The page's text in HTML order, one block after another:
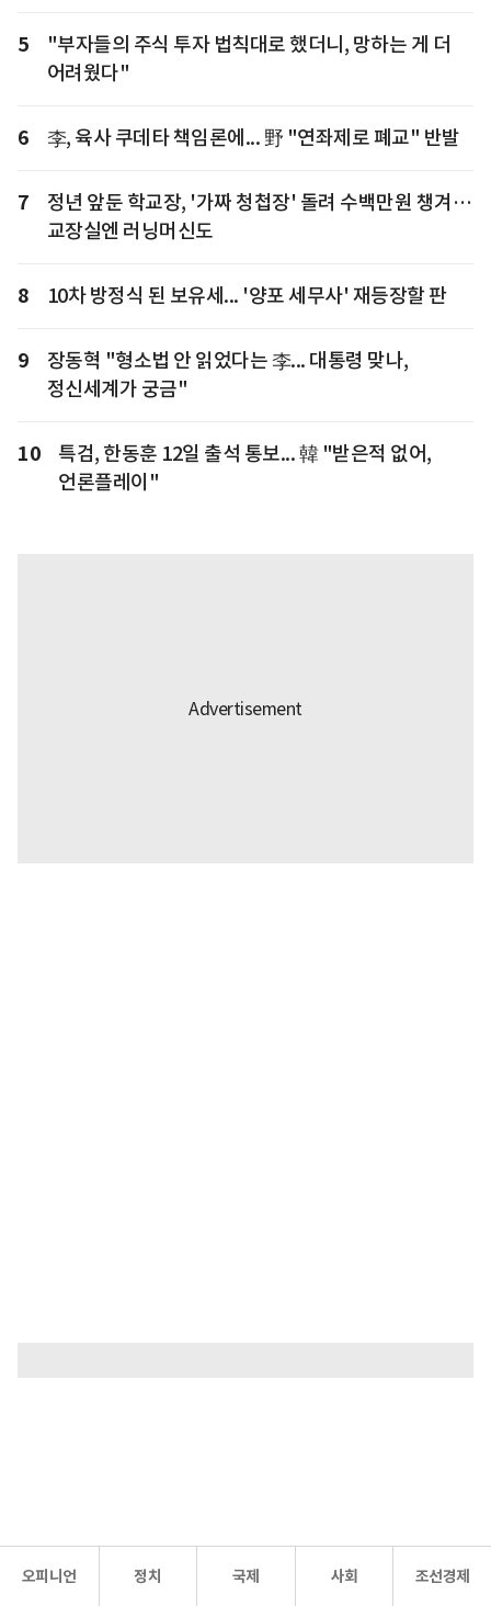
5
"부자들의 주식 투자 법칙대로 했더니, 망하는 게 더
어려웠다"
6 李, 육사 쿠데타 책임론에... 野 "연좌제로 폐교" 반발
7
정년 앞둔 학교장, '가짜 청첩장' 돌려 수백만원 챙겨…
교장실엔 러닝머신도
8 10차 방정식 된 보유세... '양포 세무사' 재등장할 판
9
장동혁 "형소법 안 읽었다는 李... 대통령 맞나,
정신세계가 궁금"
10
특검, 한동훈 12일 출석 통보... 韓 "받은적 없어,
언론플레이"
오피니언 정치 국제 사회 조선경제